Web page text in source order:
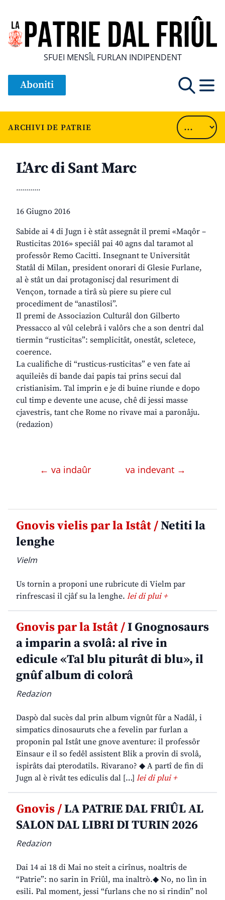
SFUEI MENSÎL FURLAN INDIPENDENT
Aboniti
ARCHIVI DE PATRIE
L’Arc di Sant Marc
............
16 Giugno 2016
Sabide ai 4 di Jugn i è stât assegnât il premi «Maqôr –
Rusticitas 2016» speciâl pai 40 agns dal taramot al
professôr Remo Cacitti. Insegnant te Universitât
Statâl di Milan, president onorari di Glesie Furlane,
al è stât un dai protagoniscj dal resuriment di
Vençon, tornade a tirâ sù piere su piere cul
procediment de “anastilosi”.
Il premi de Associazion Culturâl don Gilberto
Pressacco al vûl celebrâ i valôrs che a son dentri dal
tiermin “rusticitas”: semplicitât, onestât, scletece,
coerence.
La cualifiche di “rusticus-rusticitas” e ven fate ai
aquileiês di bande dai papis tai prins secui dal
cristianisim. Tal imprin e je di buine riunde e dopo
cul timp e devente une acuse, chê di jessi masse
cjavestris, tant che Rome no rivave mai a paronâju.
(redazion)
← va indaûr va indevant →
Gnovis vielis par la Istât /Netiti la
lenghe
Vielm
Us tornin a proponi une rubricute di Vielm par
rinfrescasi il cjâf su la lenghe. lei di plui +
Gnovis par la Istât /I Gnognosaurs
a imparin a svolâ: al rive in
edicule «Tal blu piturât di blu», il
gnûf album di colorâ
Redazion
Daspò dal sucès dal prin album vignût fûr a Nadâl, i
simpatics dinosauruts che a fevelin par furlan a
proponin pal Istât une gnove aventure: il professôr
Einsaur e il so fedêl assistent Blik a provin di svolâ,
ispirâts dai pterodatils. Rivarano? ◆ A partî de fin di
Jugn al è rivât tes ediculis dal […] lei di plui +
Gnovis /LA PATRIE DAL FRIÛL AL
SALON DAL LIBRI DI TURIN 2026
Redazion
Dai 14 ai 18 di Mai no steit a cirînus, noaltris de
“Patrie”: no sarin in Friûl, ma inaltrò.◆ No, no lìn in
esili. Pal moment, jessi “furlans che no si rindin” nol